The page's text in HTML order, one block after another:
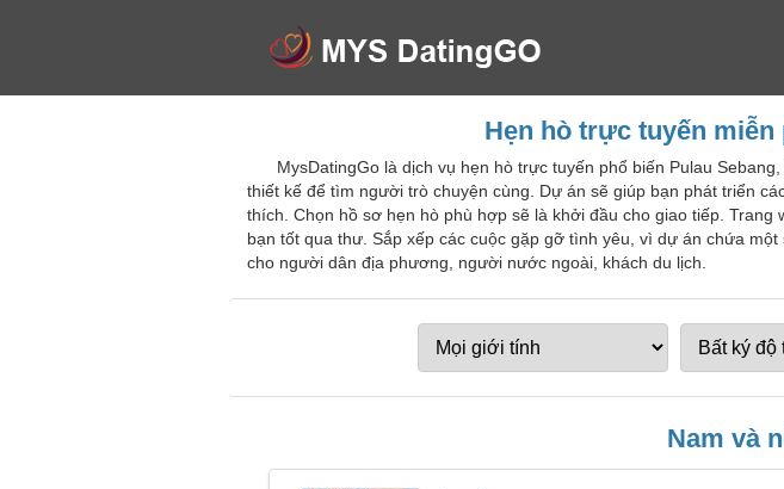
Hẹn hò trực tuyến miễn
MysDatingGo là dịch vụ hẹn hò trực tuyến phổ biến Pulau
thiết kế để tìm người trò chuyện cùng. Dự án sẽ giúp bạn phát triển
thích. Chọn hồ sơ hẹn hò phù hợp sẽ là khởi đầu cho giao tiếp.
bạn tốt qua thư. Sắp xếp các cuộc gặp gỡ tình yêu, vì dự án chứa
cho người dân địa phương, người nước ngoài, khách du lịch.
Nam và